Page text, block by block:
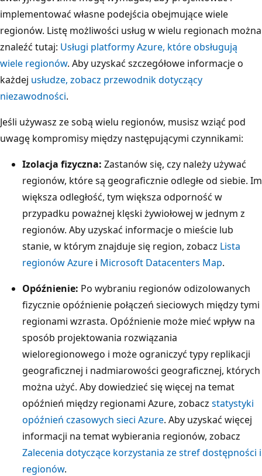
t
e
j
l
i
n
i
i
z
implementować własne podejścia obejmujące wiele
regionów. Listę możliwości usług w wielu regionach można
znaleźć tutaj: Usługi platformy Azure, które obsługują
wiele regionów. Aby uzyskać szczegółowe informacje o
każdej usłudze, zobacz przewodnik dotyczący
niezawodności.
Jeśli używasz ze sobą wielu regionów, musisz wziąć pod
uwagę kompromisy między następującymi czynnikami:
Izolacja fizyczna: Zastanów się, czy należy używać
regionów, które są geograficznie odległe od siebie. Im
większa odległość, tym większa odporność w
przypadku poważnej klęski żywiołowej w jednym z
regionów. Aby uzyskać informacje o mieście lub
stanie, w którym znajduje się region, zobacz Lista
regionów Azure i Microsoft Datacenters Map.
Opóźnienie: Po wybraniu regionów odizolowanych
fizycznie opóźnienie połączeń sieciowych między tymi
regionami wzrasta. Opóźnienie może mieć wpływ na
sposób projektowania rozwiązania
wieloregionowego i może ograniczyć typy replikacji
geograficznej i nadmiarowości geograficznej, których
można użyć. Aby dowiedzieć się więcej na temat
opóźnień między regionami Azure, zobacz statystyki
opóźnień czasowych sieci Azure. Aby uzyskać więcej
informacji na temat wybierania regionów, zobacz
Zalecenia dotyczące korzystania ze stref dostępności i
regionów.